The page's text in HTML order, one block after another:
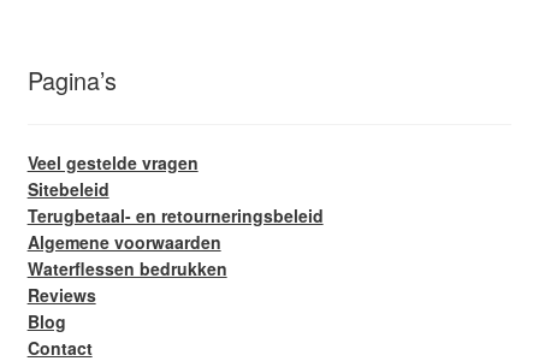
Pagina’s
Veel gestelde vragen
Sitebeleid
Terugbetaal- en retourneringsbeleid
Algemene voorwaarden
Waterflessen bedrukken
Reviews
Blog
Contact